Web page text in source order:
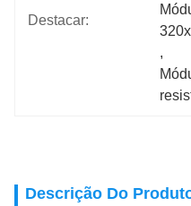
Destacar:
,
Descrição Do